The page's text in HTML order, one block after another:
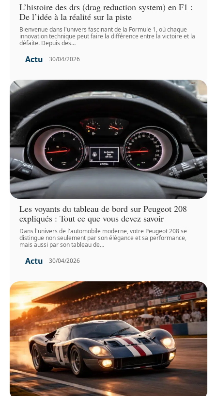
L’histoire des drs (drag reduction system) en F1 :
De l’idée à la réalité sur la piste
Bienvenue dans l'univers fascinant de la Formule 1, où chaque
innovation technique peut faire la différence entre la victoire et la
défaite. Depuis des…
Actu 30/04/2026
Les voyants du tableau de bord sur Peugeot 208
expliqués : Tout ce que vous devez savoir
Dans l'univers de l'automobile moderne, votre Peugeot 208 se
distingue non seulement par son élégance et sa performance,
mais aussi par son tableau de…
Actu 30/04/2026